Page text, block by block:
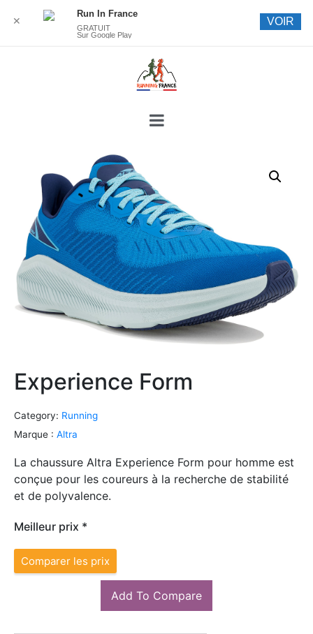
Experience Form
Category: Running
Marque : Altra
La chaussure Altra Experience Form pour homme est
conçue pour les coureurs à la recherche de stabilité
et de polyvalence.
Meilleur prix *
Comparer les prix
Add To Compare
✕
Run In France
GRATUIT
Sur Google Play
VOIR